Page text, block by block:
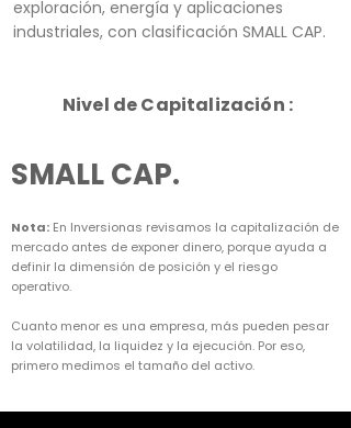
exploración, energía y aplicaciones
industriales, con clasificación SMALL CAP.
Nivel de Capitalización :
SMALL CAP.
Nota: En Inversionas revisamos la capitalización de
mercado antes de exponer dinero, porque ayuda a
definir la dimensión de posición y el riesgo
operativo.
Cuanto menor es una empresa, más pueden pesar
la volatilidad, la liquidez y la ejecución. Por eso,
primero medimos el tamaño del activo.